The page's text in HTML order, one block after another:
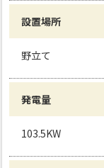
設置場所
野立て
発電量
103.5KW